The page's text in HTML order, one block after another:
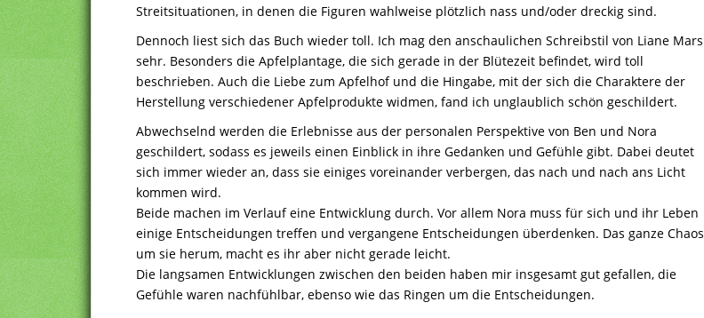
Streitsituationen, in denen die Figuren wahlweise plötzlich nass und/oder dreckig sind.
Dennoch liest sich das Buch wieder toll. Ich mag den anschaulichen Schreibstil von Liane Mars
sehr. Besonders die Apfelplantage, die sich gerade in der Blütezeit befindet, wird toll
beschrieben. Auch die Liebe zum Apfelhof und die Hingabe, mit der sich die Charaktere der
Herstellung verschiedener Apfelprodukte widmen, fand ich unglaublich schön geschildert.
Abwechselnd werden die Erlebnisse aus der personalen Perspektive von Ben und Nora
geschildert, sodass es jeweils einen Einblick in ihre Gedanken und Gefühle gibt. Dabei deutet
sich immer wieder an, dass sie einiges voreinander verbergen, das nach und nach ans Licht
kommen wird.
Beide machen im Verlauf eine Entwicklung durch. Vor allem Nora muss für sich und ihr Leben
einige Entscheidungen treffen und vergangene Entscheidungen überdenken. Das ganze Chaos
um sie herum, macht es ihr aber nicht gerade leicht.
Die langsamen Entwicklungen zwischen den beiden haben mir insgesamt gut gefallen, die
Gefühle waren nachfühlbar, ebenso wie das Ringen um die Entscheidungen.